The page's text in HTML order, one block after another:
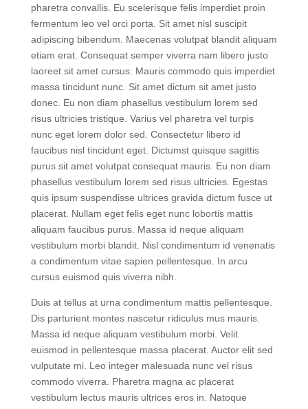
magna aliqua. Fames ac turpis egestas maecenas
pharetra convallis. Eu scelerisque felis imperdiet proin
fermentum leo vel orci porta. Sit amet nisl suscipit
adipiscing bibendum. Maecenas volutpat blandit aliquam
etiam erat. Consequat semper viverra nam libero justo
laoreet sit amet cursus. Mauris commodo quis imperdiet
massa tincidunt nunc. Sit amet dictum sit amet justo
donec. Eu non diam phasellus vestibulum lorem sed
risus ultricies tristique. Varius vel pharetra vel turpis
nunc eget lorem dolor sed. Consectetur libero id
faucibus nisl tincidunt eget. Dictumst quisque sagittis
purus sit amet volutpat consequat mauris. Eu non diam
phasellus vestibulum lorem sed risus ultricies. Egestas
quis ipsum suspendisse ultrices gravida dictum fusce ut
placerat. Nullam eget felis eget nunc lobortis mattis
aliquam faucibus purus. Massa id neque aliquam
vestibulum morbi blandit. Nisl condimentum id venenatis
a condimentum vitae sapien pellentesque. In arcu
cursus euismod quis viverra nibh.
Duis at tellus at urna condimentum mattis pellentesque.
Dis parturient montes nascetur ridiculus mus mauris.
Massa id neque aliquam vestibulum morbi. Velit
euismod in pellentesque massa placerat. Auctor elit sed
vulputate mi. Leo integer malesuada nunc vel risus
commodo viverra. Pharetra magna ac placerat